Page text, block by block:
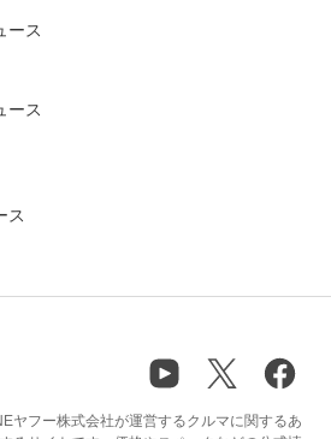
ース
ース
ス
ヤフー株式会社が運営するクルマに関するあ